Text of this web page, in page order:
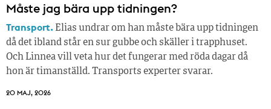
Måste jag bära upp tidningen?
Transport. Elias undrar om han måste bära upp tidningen
då det ibland står en sur gubbe och skäller i trapphuset.
Och Linnea vill veta hur det fungerar med röda dagar då
hon är timanställd. Transports experter svarar.
20 MAJ, 2026